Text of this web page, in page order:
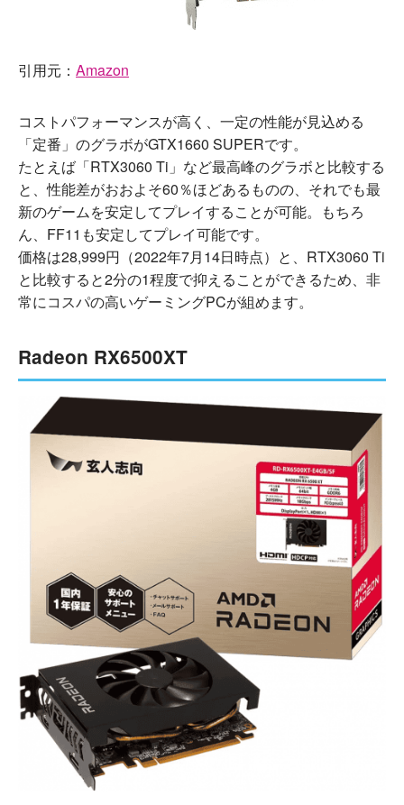
引用元： Amazon
コストパフォーマンスが高く、一定の性能が見込める
「定番」のグラボがGTX1660 SUPERです。
たとえば「RTX3060 Ti」など最高峰のグラボと比較する
と、性能差がおおよそ60％ほどあるものの、それでも最
新のゲームを安定してプレイすることが可能。もちろ
ん、FF11も安定してプレイ可能です。
価格は28,999円（2022年7月14日時点）と、RTX3060 Ti
と比較すると2分の1程度で抑えることができるため、非
常にコスパの高いゲーミングPCが組めます。
Radeon RX6500XT